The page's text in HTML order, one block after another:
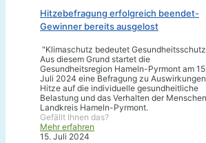
Hitzebefragung erfolgreich beendet-
Gewinner bereits ausgelost
"Klimaschutz bedeutet
Aus diesem Grund startet die
Gesundheitsregion Hameln-Pyrmont am
Juli 2024 eine Befragung zu
Hitze auf die individuelle gesundheitliche
Belastung und das Verhalten der
Landkreis Hameln-Pyrmont.
Gefällt Ihnen das?
Mehr erfahren
15. Juli 2024